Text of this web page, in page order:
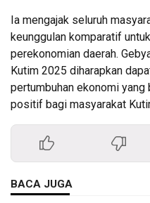
Ia mengajak seluruh
keunggulan komparatif
perekonomian daerah.
Kutim 2025 diharapkan
pertumbuhan ekonomi
positif bagi masyarakat
BACA JUGA